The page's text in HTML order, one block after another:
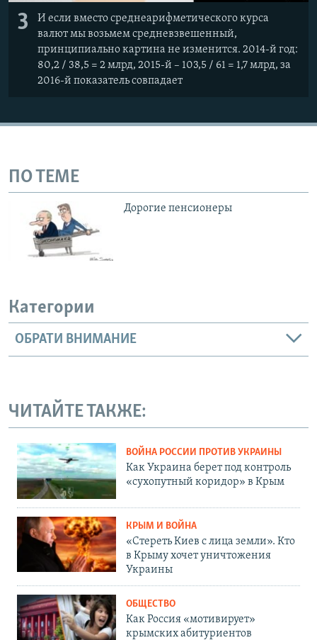
3
И если вместо среднеарифметического курса
валют мы возьмем средневзвешенный,
принципиально картина не изменится. 2014-й год:
80,2 / 38,5 = 2 млрд, 2015-й – 103,5 / 61 = 1,7 млрд, за
2016-й показатель совпадает
ПО ТЕМЕ
Дорогие пенсионеры
Категории
ОБРАТИ ВНИМАНИЕ
ЧИТАЙТЕ ТАКЖЕ:
ВОЙНА РОССИИ ПРОТИВ УКРАИНЫ
Как Украина берет под контроль
«сухопутный коридор» в Крым
КРЫМ И ВОЙНА
«Стереть Киев с лица земли». Кто
в Крыму хочет уничтожения
Украины
ОБЩЕСТВО
Как Россия «мотивирует»
крымских абитуриентов